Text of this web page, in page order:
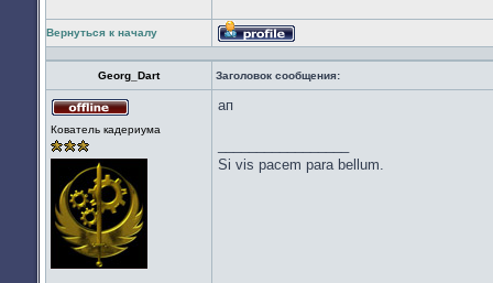
Вернуться к началу
Профиль
Georg_Dart Заголовок сообщения:
в
Кователь кадериума
ап
Si vis pacem para bellum.